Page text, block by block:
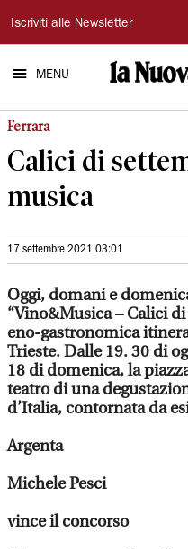
La
Nuova
Ferrara
Iscriviti alle Newsletter
MENU
Ferrara
Calici di
musica
17 settembre 2021 03:01
Oggi, domani e
“Vino&Musica – Calici
eno-gastronomica
Trieste. Dalle 19. 30 di
18 di domenica, la
teatro di una
d’Italia, contornata da
Argenta
Michele Pesci
vince il concorso